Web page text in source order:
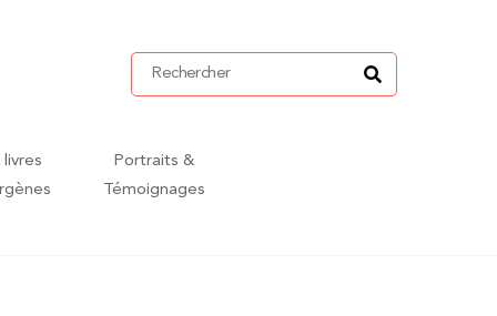
Portraits &
Témoignages